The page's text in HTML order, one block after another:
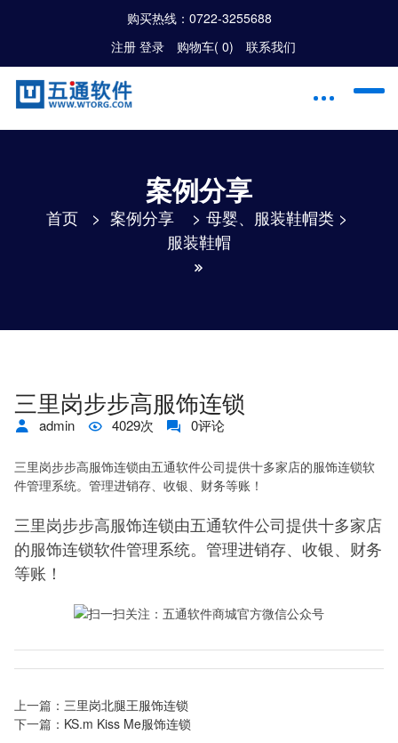
购买热线： 0722-3255688
注册 登录 购物车( 0) 联系我们
案例分享
首页> 案例分享> 母婴、服装鞋帽类>
服装鞋帽
三里岗步步高服饰连锁
admin 4029次 0评论
三里岗步步高服饰连锁由五通软件公司提供十多家店的服饰连锁软
件管理系统。管理进销存、收银、财务等账！
三里岗步步高服饰连锁由五通软件公司提供十多家店
的服饰连锁软件管理系统。管理进销存、收银、财务
等账！
上一篇： 三里岗北腿王服饰连锁
下一篇： KS.m Kiss Me服饰连锁